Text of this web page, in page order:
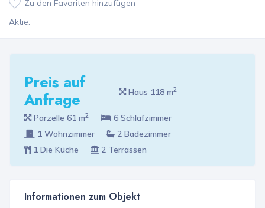
Zu den Favoriten hinzufügen
Aktie:
Preis auf
Anfrage
Haus 118 m2
Parzelle 61 m2
6 Schlafzimmer
1 Wohnzimmer
2 Badezimmer
1 Die Küche
2 Terrassen
Informationen zum Objekt